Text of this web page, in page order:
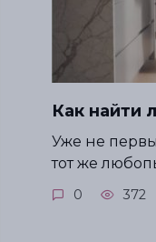
Как найти
Уже не
тот же
0 372